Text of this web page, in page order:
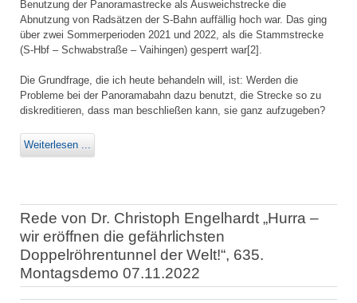
Benutzung der Panoramastrecke als Ausweichstrecke die
Abnutzung von Radsätzen der S-Bahn auffällig hoch war. Das ging
über zwei Sommerperioden 2021 und 2022, als die Stammstrecke
(S-Hbf – Schwabstraße – Vaihingen) gesperrt war[2].
Die Grundfrage, die ich heute behandeln will, ist: Werden die
Probleme bei der Panoramabahn dazu benutzt, die Strecke so zu
diskreditieren, dass man beschließen kann, sie ganz aufzugeben?
Weiterlesen ...
Rede von Dr. Christoph Engelhardt „Hurra –
wir eröffnen die gefährlichsten
Doppelröhrentunnel der Welt!“, 635.
Montagsdemo 07.11.2022